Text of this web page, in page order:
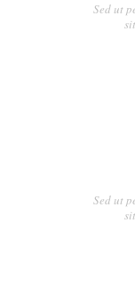
Sed ut
Sed ut